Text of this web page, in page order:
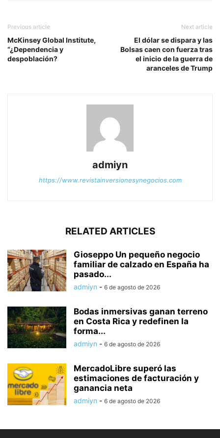
Previous article
McKinsey Global Institute,
“¿Dependencia y
despoblación?
Next article
El dólar se dispara y las
Bolsas caen con fuerza tras
el inicio de la guerra de
aranceles de Trump
admiyn
https://www.revistainversionesynegocios.com
RELATED ARTICLES
Gioseppo Un pequeño negocio
familiar de calzado en España ha
pasado...
admiyn - 6 de agosto de 2026
Bodas inmersivas ganan terreno
en Costa Rica y redefinen la
forma...
admiyn - 6 de agosto de 2026
MercadoLibre superó las
estimaciones de facturación y
ganancia neta
admiyn - 6 de agosto de 2026